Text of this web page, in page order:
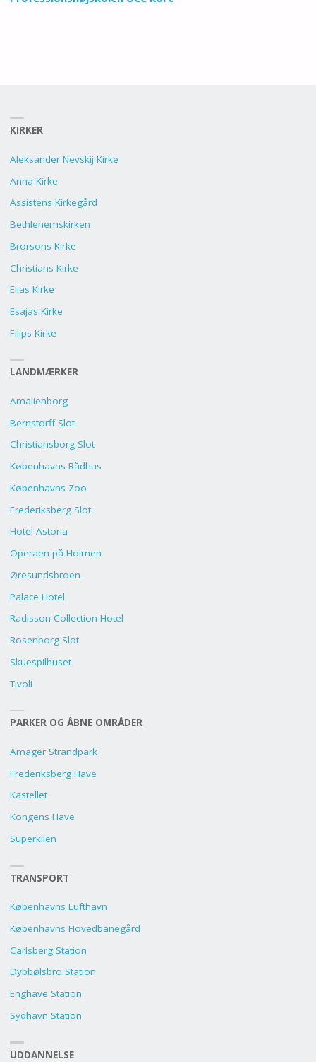
KIRKER
Aleksander Nevskij Kirke
Anna Kirke
Assistens Kirkegård
Bethlehemskirken
Brorsons Kirke
Christians Kirke
Elias Kirke
Esajas Kirke
Filips Kirke
LANDMÆRKER
Amalienborg
Bernstorff Slot
Christiansborg Slot
Københavns Rådhus
Københavns Zoo
Frederiksberg Slot
Hotel Astoria
Operaen på Holmen
Øresundsbroen
Palace Hotel
Radisson Collection Hotel
Rosenborg Slot
Skuespilhuset
Tivoli
PARKER OG ÅBNE OMRÅDER
Amager Strandpark
Frederiksberg Have
Kastellet
Kongens Have
Superkilen
TRANSPORT
Københavns Lufthavn
Københavns Hovedbanegård
Carlsberg Station
Dybbølsbro Station
Enghave Station
Sydhavn Station
UDDANNELSE